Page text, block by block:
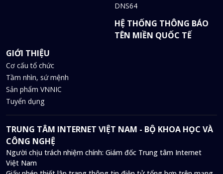
DNS64
HỆ THỐNG THÔNG BÁO
TÊN MIỀN QUỐC TẾ
GIỚI THIỆU
Cơ cấu tổ chức
Tầm nhìn, sứ mệnh
Sản phẩm VNNIC
Tuyển dụng
TRUNG TÂM INTERNET VIỆT NAM - BỘ KHOA HỌC VÀ
CÔNG NGHỆ
Người chịu trách nhiệm chính: Giám đốc Trung tâm Internet
Việt Nam